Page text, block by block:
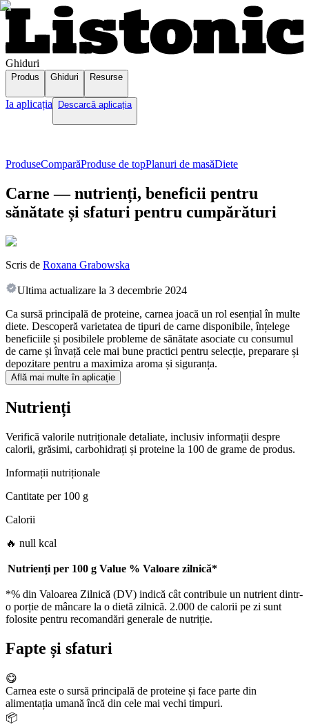
Ghiduri
Produs Ghiduri Resurse
Ia aplicația Descarcă aplicația
ProduseComparăProduse de topPlanuri de masăDiete
Carne — nutrienți, beneficii pentru
sănătate și sfaturi pentru cumpărături
Scris de Roxana Grabowska
Ultima actualizare la 3 decembrie 2024
Ca sursă principală de proteine, carnea joacă un rol esențial în multe
diete. Descoperă varietatea de tipuri de carne disponibile, înțelege
beneficiile și posibilele probleme de sănătate asociate cu consumul
de carne și învață cele mai bune practici pentru selecție, preparare și
depozitare pentru a maximiza aroma și siguranța.
Află mai multe în aplicație
Nutrienți
Verifică valorile nutriționale detaliate, inclusiv informații despre
calorii, grăsimi, carbohidrați și proteine la 100 de grame de produs.
Informații nutriționale
Cantitate per100 g
Calorii
🔥 null kcal
Nutrienți per 100 g Value % Valoare zilnică*
*% din Valoarea Zilnică (DV) indică cât contribuie un nutrient dintr-
o porție de mâncare la o dietă zilnică. 2.000 de calorii pe zi sunt
folosite pentru recomandări generale de nutriție.
Fapte și sfaturi
😋
Carnea este o sursă principală de proteine și face parte din
alimentația umană încă din cele mai vechi timpuri.
📦